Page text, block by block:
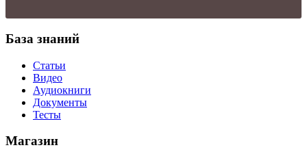
База знаний
Статьи
Видео
Аудиокниги
Документы
Тесты
Магазин